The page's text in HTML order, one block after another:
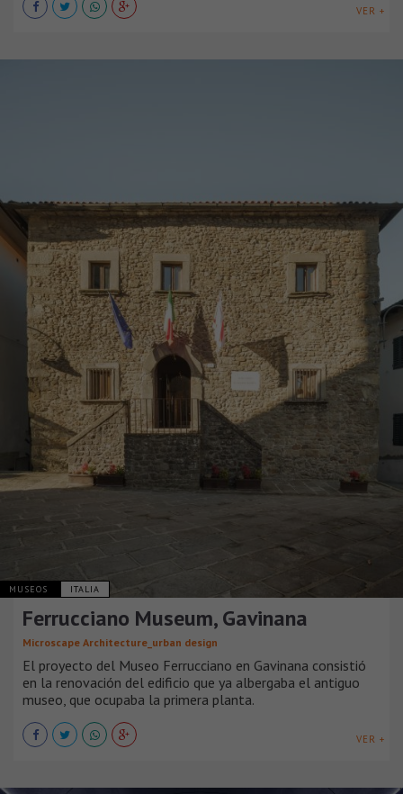
VER +
MUSEOS ITALIA
Ferrucciano Museum, Gavinana
Microscape Architecture_urban design
El proyecto del Museo Ferrucciano en Gavinana consistió
en la renovación del edificio que ya albergaba el antiguo
museo, que ocupaba la primera planta.
VER +